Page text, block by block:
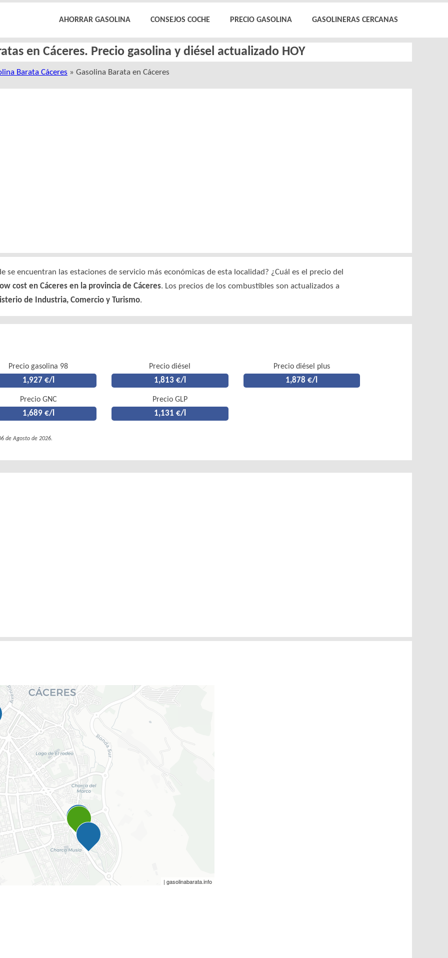
AHORRAR GASOLINA CONSEJOS COCHE PRECIO GASOLINA GASOLINERAS CERCANAS
en Cáceres. Precio gasolina y diésel actualizado HOY
Barata Cáceres » Gasolina Barata en Cáceres
se encuentran las estaciones de servicio más económicas de esta localidad? ¿Cuál es el precio del
cost en Cáceres en la provincia de Cáceres. Los precios de los combustibles son actualizados a
de Industria, Comercio y Turismo.
Precio gasolina 98
1,927 €/l
Precio diésel
1,813 €/l
Precio diésel plus
1,878 €/l
Precio GNC
1,689 €/l
Precio GLP
1,131 €/l
de Agosto de 2026.
| gasolinabarata.info